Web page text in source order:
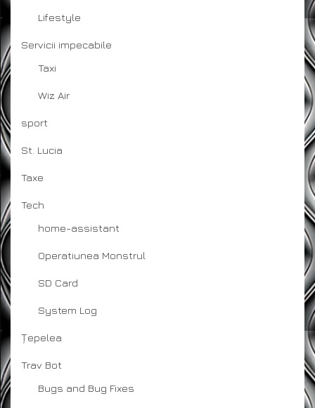
Lifestyle
Servicii impecabile
Taxi
Wiz Air
sport
St. Lucia
Taxe
Tech
home-assistant
Operatiunea Monstrul
SD Card
System Log
Țepelea
Trav Bot
Bugs and Bug Fixes